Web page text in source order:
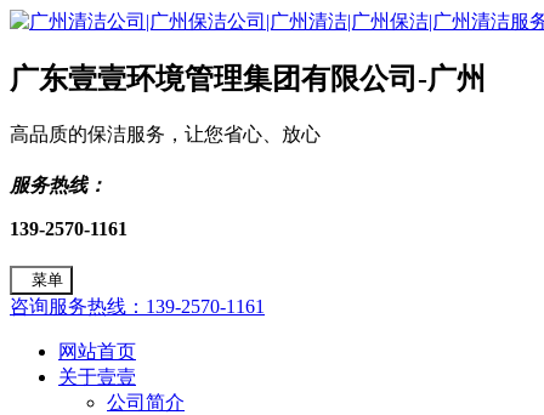
广东壹壹环境管理集团有限公司-广州
高品质的保洁服务，让您省心、放心
服务热线：
139-2570-1161
菜单
咨询服务热线：139-2570-1161
网站首页
关于壹壹
公司简介